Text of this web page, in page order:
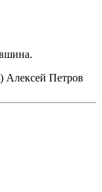
Алексей Петров